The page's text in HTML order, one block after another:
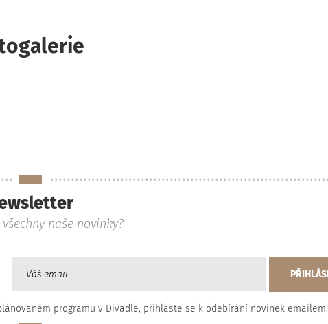
naše novinky?
programu v Divadle, přihlaste se k odebírání novinek emailem.